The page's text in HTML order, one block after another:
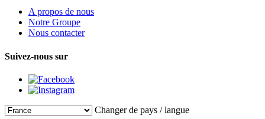
A propos de nous
Notre Groupe
Nous contacter
Suivez-nous sur
Changer de pays / langue